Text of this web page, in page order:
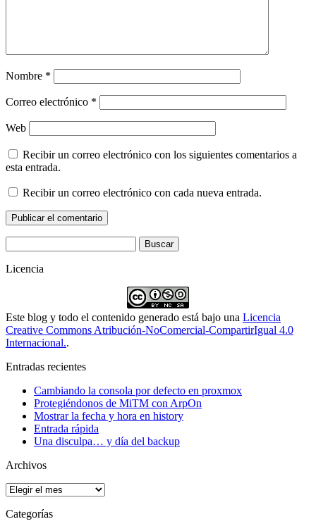
Nombre *
Correo electrónico *
Web
Recibir un correo electrónico con los siguientes comentarios a
esta entrada.
Recibir un correo electrónico con cada nueva entrada.
Licencia
Este blog y todo el contenido generado está bajo una Licencia
Creative Commons Atribución-NoComercial-CompartirIgual 4.0
Internacional..
Entradas recientes
Cambiando la consola por defecto en proxmox
Protegiéndonos de MiTM con ArpOn
Mostrar la fecha y hora en history
Entrada rápida
Una disculpa… y día del backup
Archivos
Archivos
Categorías